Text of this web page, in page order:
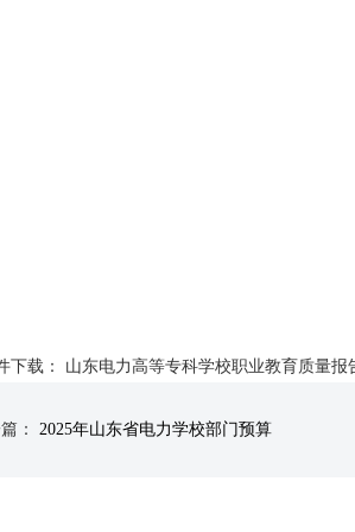
下载： 山东电力高等专科学校职业教育质量报
篇： 2025年山东省电力学校部门预算